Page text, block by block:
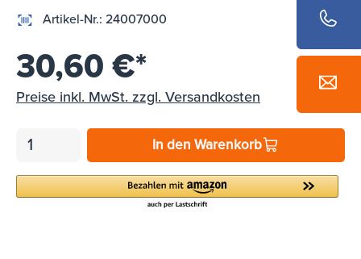
Artikel-Nr.: 24007000
30,60 €*
Preise inkl. MwSt. zzgl. Versandkosten
In den Warenkorb